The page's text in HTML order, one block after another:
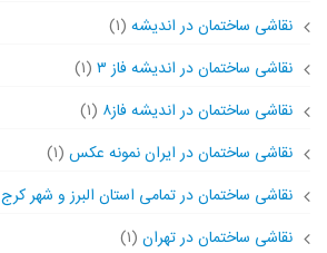
نقاشی ساختمان در اندیشه (۱)
نقاشی ساختمان در اندیشه فاز ۳
(۱)
نقاشی ساختمان در اندیشه فاز۸ (۱)
نقاشی ساختمان در ایران نمونه عکس (۱)
نقاشی ساختمان در تمامی استان البرز و شهر کرج
نقاشی ساختمان در تهران (۱)